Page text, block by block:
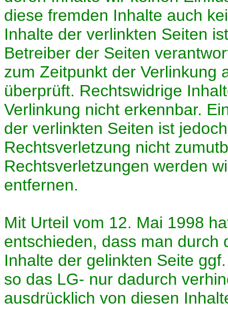
diese fremden Inhalte auch
Inhalte der verlinkten Seiten
Betreiber der Seiten
zum Zeitpunkt der Verlinkung
überprüft. Rechtswidrige
Verlinkung nicht erkennbar.
der verlinkten Seiten ist
Rechtsverletzung nicht
Rechtsverletzungen werden
entfernen.
Mit Urteil vom 12. Mai 1998
entschieden, dass man durch
Inhalte der gelinkten Seite
so das LG- nur dadurch
ausdrücklich von diesen